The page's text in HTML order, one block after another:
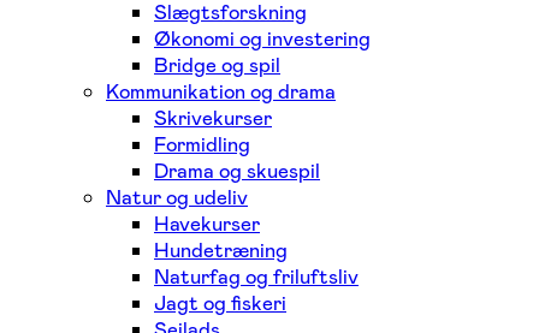
Slægtsforskning
Økonomi og investering
Bridge og spil
Kommunikation og drama
Skrivekurser
Formidling
Drama og skuespil
Natur og udeliv
Havekurser
Hundetræning
Naturfag og friluftsliv
Jagt og fiskeri